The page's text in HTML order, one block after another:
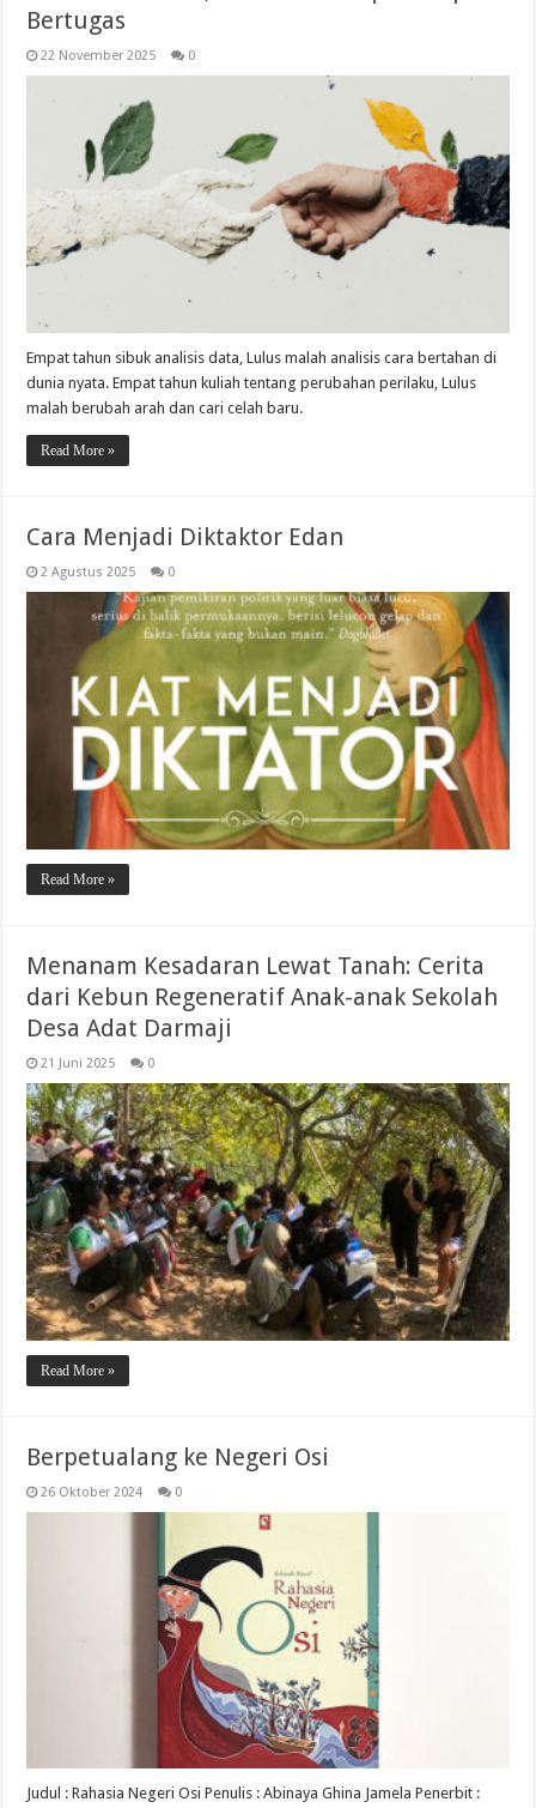
Bertugas
22 November 2025 0
Empat tahun sibuk analisis data, Lulus malah analisis cara bertahan di
dunia nyata. Empat tahun kuliah tentang perubahan perilaku, Lulus
malah berubah arah dan cari celah baru.
Read More »
Cara Menjadi Diktaktor Edan
2 Agustus 2025 0
Read More »
Menanam Kesadaran Lewat Tanah: Cerita
dari Kebun Regeneratif Anak-anak Sekolah
Desa Adat Darmaji
21 Juni 2025 0
Read More »
Berpetualang ke Negeri Osi
26 Oktober 2024 0
Judul : Rahasia Negeri Osi Penulis : Abinaya Ghina Jamela Penerbit :